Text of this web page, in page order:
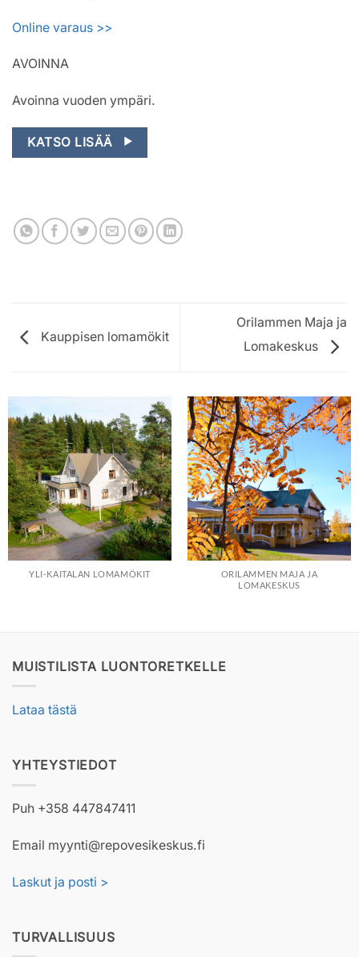
Online varaus >>
AVOINNA
Avoinna vuoden ympäri.
KATSO LISÄÄ
Kauppisen lomamökit
Orilammen Maja ja
Lomakeskus
YLI-KAITALAN LOMAMÖKIT
ORILAMMEN MAJA JA
LOMAKESKUS
MUISTILISTA LUONTORETKELLE
Lataa tästä
YHTEYSTIEDOT
Puh +358 447847411
Email myynti@repovesikeskus.fi
Laskut ja posti >
TURVALLISUUS